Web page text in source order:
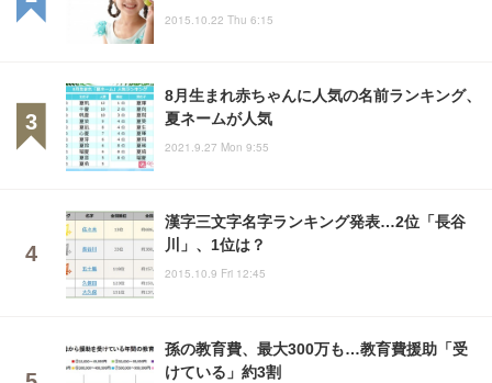
2015.10.22 Thu 6:15
8月生まれ赤ちゃんに人気の名前ランキング、
夏ネームが人気
2021.9.27 Mon 9:55
漢字三文字名字ランキング発表…2位「長谷
川」、1位は？
2015.10.9 Fri 12:45
孫の教育費、最大300万も…教育費援助「受
けている」約3割